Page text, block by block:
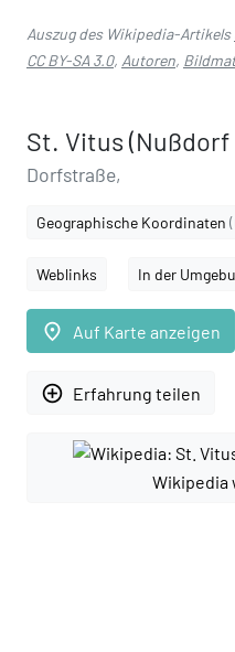
Auszug des Wikipedia-Artikels
CC BY-SA 3.0, Autoren,
St. Vitus (Nußdorf
Dorfstraße,
Geographische Koordinaten
Weblinks In der
place Auf Karte anzeigen
add_circle_outline Erfahrung teilen
Wikipedia